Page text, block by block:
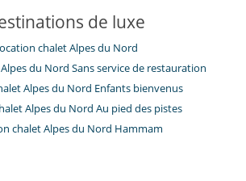
évènements
activités sportives
de luxe
chalet Alpes du Nord
du Nord Sans service de restauration
Alpes du Nord Enfants bienvenus
Alpes du Nord Au pied des pistes
chalet Alpes du Nord Hammam